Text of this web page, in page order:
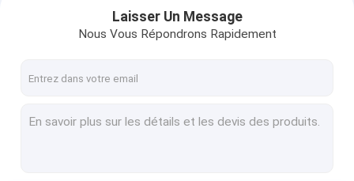
machine de codage et de repérage
imprimante à jet d'encre de haute résolution
Laisser Un Message
Nous Vous Répondrons Rapidement